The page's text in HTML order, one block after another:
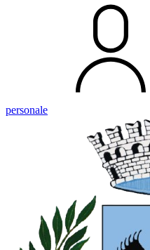
personale